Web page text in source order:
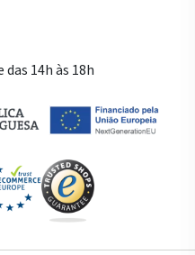
das 14h às 18h